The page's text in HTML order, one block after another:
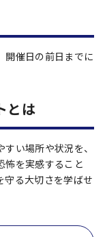
開催日の前日までに
とは
い場所や状況を、
怖を実感すること
守る大切さを学ばせ